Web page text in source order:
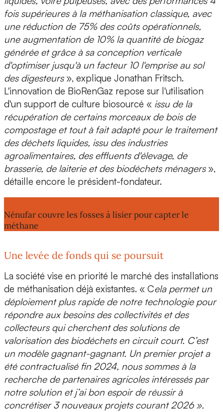
fois supérieures à la méthanisation classique, avec
une réduction de 75% des coûts opérationnels,
une augmentation de 10% la quantité de biogaz
générée et grâce à sa conception verticale
d'optimiser jusqu'à un facteur 10 l'emprise au sol
des digesteurs», explique Jonathan Fritsch.
L'innovation de BioRenGaz repose sur l'utilisation
d'un support de culture biosourcé « issu de la
récupération de certains morceaux de bois de
compostage et tout à fait adapté pour le traitement
des déchets liquides, issu des industries
agroalimentaires, des effluents d'élevage, de
brasserie, de laiterie et des biodéchets ménagers»,
détaille encore le président-fondateur.
Nénufar couvre les fosses à lisier pour capter le
méthane
Une levée de fonds qui se poursuit
La société vise en priorité le marché des installations
de méthanisation déjà existantes. « Cela permet un
déploiement plus rapide de notre technologie pour
répondre aux besoins des collectivités et des
collecteurs qui cherchent des solutions de
valorisation des biodéchets en circuit court. C’est
un modèle gagnant-gagnant. Un premier projet a
été contractualisé fin 2024, nous sommes à la
recherche de partenaires agricoles intéressés par
notre solution et j’ai bon espoir de réussir à
concrétiser 3 nouveaux projets courant 2026 ».